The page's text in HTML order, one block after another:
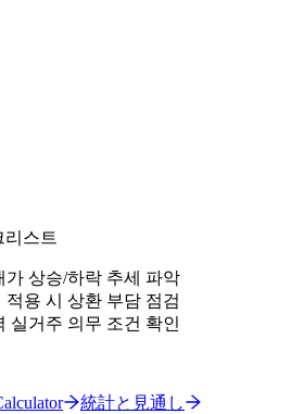
리스트
가 상승/하락 추세 파악
적용 시 상환 부담 점검
실거주 의무 조건 확인
統計と見通し